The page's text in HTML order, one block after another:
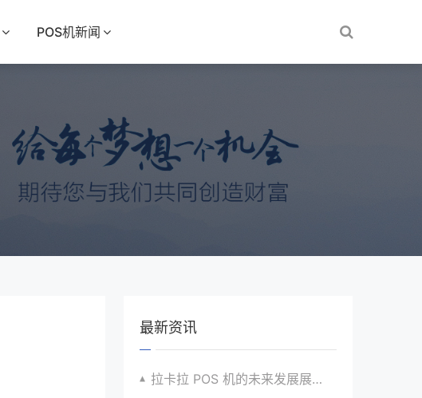
POS机新闻
最新资讯
拉卡拉 POS 机的未来发展展望与战略规划